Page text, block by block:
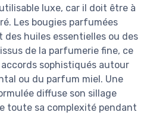
luxe, car il doit être à
Les bougies parfumées
huiles essentielles ou des
de la parfumerie fine, ce
sophistiqués autour
ou du parfum miel. Une
diffuse son sillage
toute sa complexité pendant